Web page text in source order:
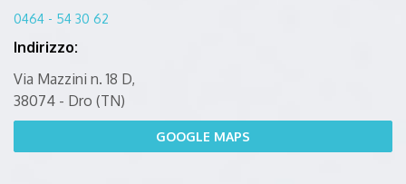
0464 - 54 30 62
Indirizzo:
Via Mazzini n. 18 D,
38074 - Dro (TN)
GOOGLE MAPS